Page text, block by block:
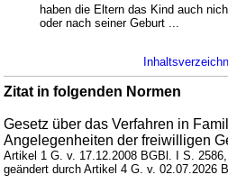
haben die Eltern das Kind auch
oder nach seiner Geburt ...
Zitat in folgenden Normen
Gesetz über das Verfahren in
Angelegenheiten der freiwilligen
Artikel 1 G. v. 17.12.2008 BGBl. I S.
geändert durch Artikel 4 G. v. 02.07.2026